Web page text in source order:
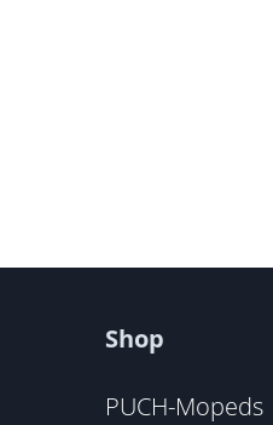
Shop
PUCH-Mopeds